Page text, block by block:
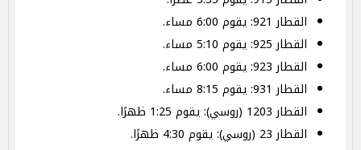
القطار 921: يقوم 6:00 مساء.
القطار 925: يقوم 5:10 مساء.
القطار 923: يقوم 6:00 مساء.
القطار 931: يقوم 8:15 مساء.
القطار 1203 (روسي): يقوم 1:25 ظهرًا.
القطار 23 (روسي): يقوم 4:30 ظهرًا.